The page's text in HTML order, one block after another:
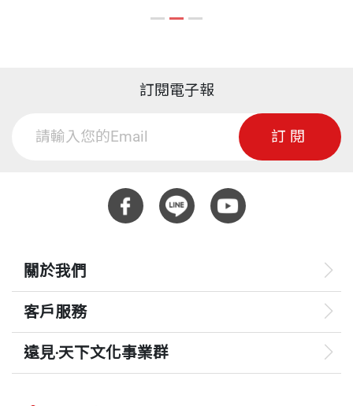
（但他們並非真的知道自己需要什麼）。
前後，一個構想逐漸清晰：或許能將兩種現有的電腦
技術結合為單一平台。第一種技術是網際網路，這套
協定能讓電腦相互通訊。第二種技術則是超文本，能
為技術手冊或日記等一般文件加入「連結」，賦予這
些文字全新的生命力。我相信，這些連結能讓使用者
在網路世界中輕鬆穿梭與瀏覽。
這種去中心化的架構能為創造力帶來網路效應：隨著
全球數百萬人開始彼此連結、互相分享、相互追蹤，
新的潮流、新的可能性、新的產品便會不斷湧現。如
果每個人能把所有東西放上這個網路，假以時日，網
路上的內容將無所不包。由於我建構的網路能連結眾
我們必須像他一樣努力，確保科技的發展是為了培養
——露絲．波拉特（Ruth Porat），Alphabet 與Googl
e 總裁兼投資長
訂閱電子報
訂閱
關於我們
客戶服務
遠見‧天下文化事業群